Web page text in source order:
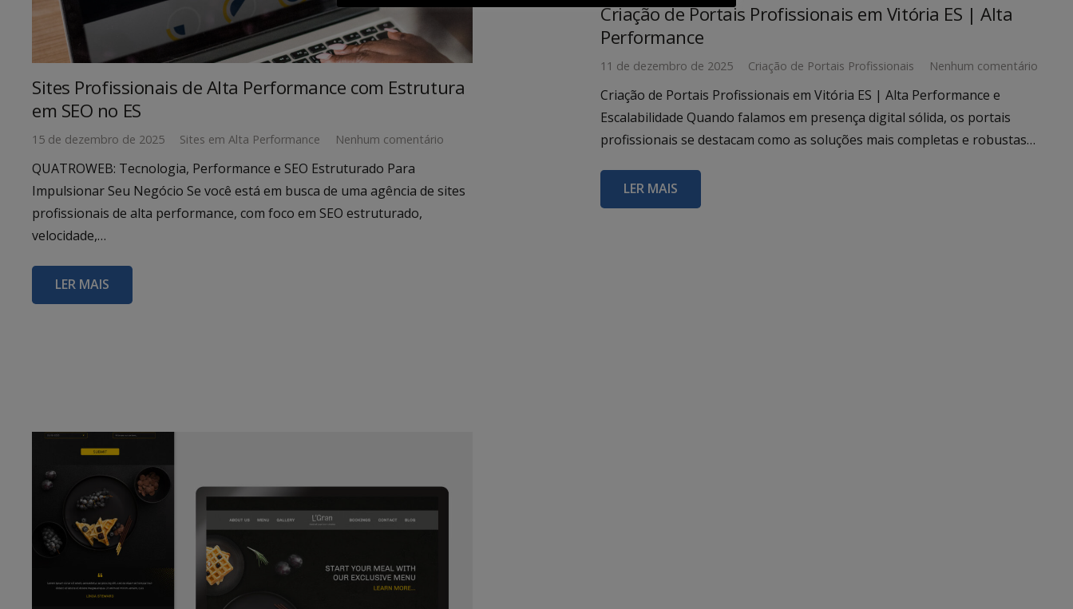
Sites Profissionais de Alta Performance com Estrutura
em SEO no ES
15 de dezembro de 2025 Sites em Alta Performance Nenhum comentário
QUATROWEB: Tecnologia, Performance e SEO Estruturado Para
Impulsionar Seu Negócio Se você está em busca de uma agência de sites
profissionais de alta performance, com foco em SEO estruturado,
velocidade,…
LER MAIS
Criação de Portais Profissionais em Vitória ES | Alta
Performance
11 de dezembro de 2025 Criação de Portais Profissionais Nenhum comentário
Criação de Portais Profissionais em Vitória ES | Alta Performance e
Escalabilidade Quando falamos em presença digital sólida, os portais
profissionais se destacam como as soluções mais completas e robustas…
LER MAIS